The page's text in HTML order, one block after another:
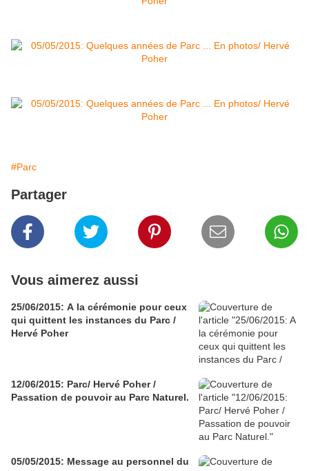
#Parc
Partager
Vous aimerez aussi
25/06/2015: A la cérémonie pour ceux
qui quittent les instances du Parc /
Hervé Poher
12/06/2015: Parc/ Hervé Poher /
Passation de pouvoir au Parc Naturel.
05/05/2015: Message au personnel du